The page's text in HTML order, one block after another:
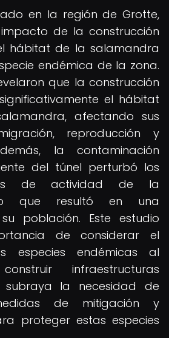
en la región de Grotte,
de la construcción
hábitat de la salamandra
endémica de la zona.
que la construcción
el hábitat
afectando sus
reproducción y
la contaminación
del túnel perturbó los
de actividad de la
que resultó en una
población. Este estudio
de considerar el
especies endémicas al
infraestructuras
subraya la necesidad de
de mitigación y
proteger estas especies